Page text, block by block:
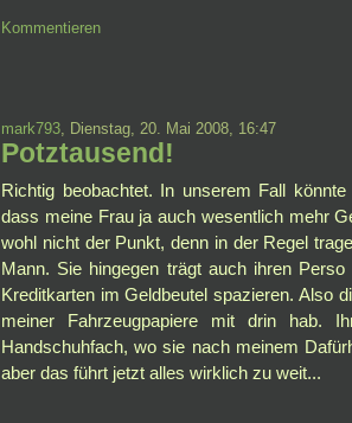
Kommentieren
mark793, Dienstag, 20. Mai 2008, 16:47
Potztausend!
Richtig beobachtet. In unserem Fall
dass meine Frau ja auch wesentlich mehr
wohl nicht der Punkt, denn in der Regel
Mann. Sie hingegen trägt auch ihren
Kreditkarten im Geldbeutel spazieren. Also
meiner Fahrzeugpapiere mit drin hab.
Handschuhfach, wo sie nach meinem
aber das führt jetzt alles wirklich zu weit...